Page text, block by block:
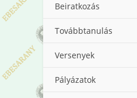
Beiratkozás
Továbbtanulás
Versenyek
Pályázatok